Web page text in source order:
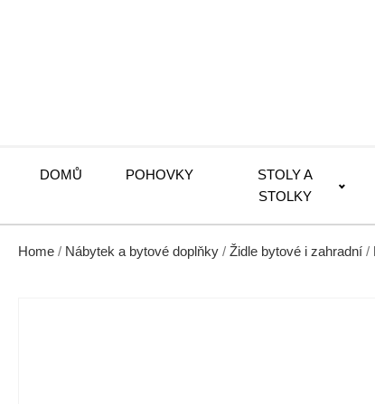
DOMŮ POHOVKY
STOLY A
STOLKY
Home / Nábytek a bytové doplňky / Židle bytové i zahradní /